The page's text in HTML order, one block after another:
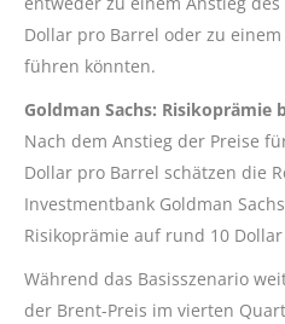
Dollar pro Barrel oder zu
führen könnten.
Goldman Sachs: Risikoprämie
Nach dem Anstieg der Preise
Dollar pro Barrel schätzen die
Investmentbank Goldman
Risikoprämie auf rund 10
Während das Basisszenario
der Brent-Preis im vierten